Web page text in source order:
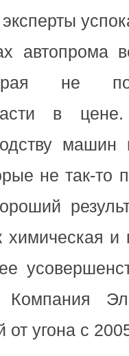
автопрома
не
в
машин
не так-то
и
угона с